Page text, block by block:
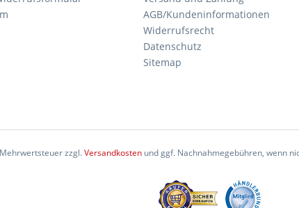
AGB/Kundeninformationen
Widerrufsrecht
Datenschutz
Sitemap
zzgl.Versandkostenund ggf. Nachnahmegebühren, wenn